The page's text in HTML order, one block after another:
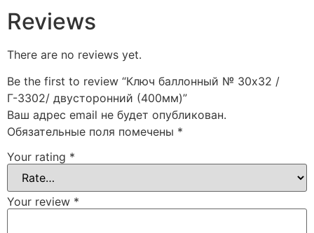
Reviews
There are no reviews yet.
Be the first to review “Ключ баллонный № 30х32 /
Г-3302/ двусторонний (400мм)”
Ваш адрес email не будет опубликован.
Обязательные поля помечены *
Your rating *
Your review *